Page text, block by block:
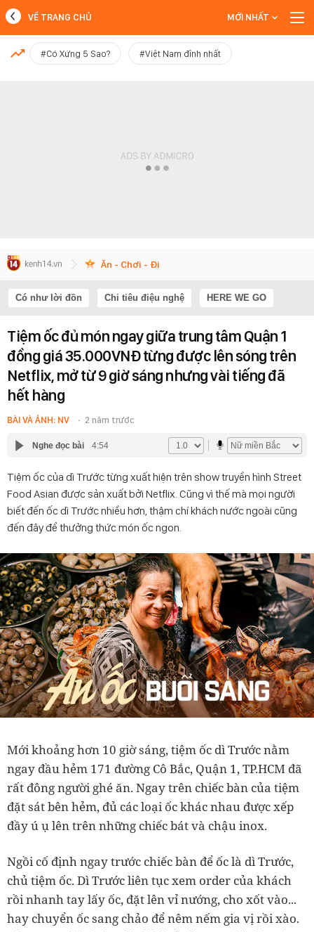
MỚI NHẤT
VỀ TRANG CHỦ MỚI NHẤT
#Có Xứng 5 Sao? #Việt Nam đỉnh nhất
Ăn - Chơi - Đi
Có như lời đồn Chi tiêu điệu nghệ HERE WE GO
Tiệm ốc đủ món ngay giữa trung tâm Quận 1
đồng giá 35.000VNĐ từng được lên sóng trên
Netflix, mở từ 9 giờ sáng nhưng vài tiếng đã
hết hàng
BÀI VÀ ẢNH: NV 2 năm trước
Nghe đọc bài 4:54
Tiệm ốc của dì Trước từng xuất hiện trên show truyền hình Street
Food Asian được sản xuất bởi Netflix. Cũng vì thế mà mọi người
biết đến ốc dì Trước nhiều hơn, thậm chí khách nước ngoài cũng
đến đây để thưởng thức món ốc ngon.
Mới khoảng hơn 10 giờ sáng, tiệm ốc dì Trước nằm
ngay đầu hẻm 171 đường Cô Bắc, Quận 1, TP.HCM đã
rất đông người ghé ăn. Ngay trên chiếc bàn của tiệm
đặt sát bên hẻm, đủ các loại ốc khác nhau được xếp
đầy ú ụ lên trên những chiếc bát và chậu inox.
Ngồi cố định ngay trước chiếc bàn để ốc là dì Trước,
chủ tiệm ốc. Dì Trước liên tục xem order của khách
rồi nhanh tay lấy ốc, đặt lên vỉ nướng, cho xốt vào...
hay chuyển ốc sang chảo để nêm nếm gia vị rồi xào.